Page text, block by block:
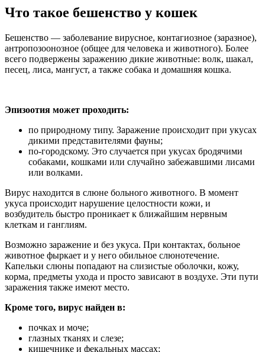
Что такое бешенство у кошек
Бешенство — заболевание вирусное, контагиозное (заразное),
антропозоонозное (общее для человека и животного). Более
всего подвержены заражению дикие животные: волк, шакал,
песец, лиса, мангуст, а также собака и домашняя кошка.
Эпизоотия может проходить:
по природному типу. Заражение происходит при укусах
дикими представителями фауны;
по-городскому. Это случается при укусах бродячими
собаками, кошками или случайно забежавшими лисами
или волками.
Вирус находится в слюне больного животного. В момент
укуса происходит нарушение целостности кожи, и
возбудитель быстро проникает к ближайшим нервным
клеткам и ганглиям.
Возможно заражение и без укуса. При контактах, больное
животное фыркает и у него обильное слюнотечение.
Капельки слюны попадают на слизистые оболочки, кожу,
корма, предметы ухода и просто зависают в воздухе. Эти пути
заражения также имеют место.
Кроме того, вирус найден в:
почках и моче;
глазных тканях и слезе;
кишечнике и фекальных массах;